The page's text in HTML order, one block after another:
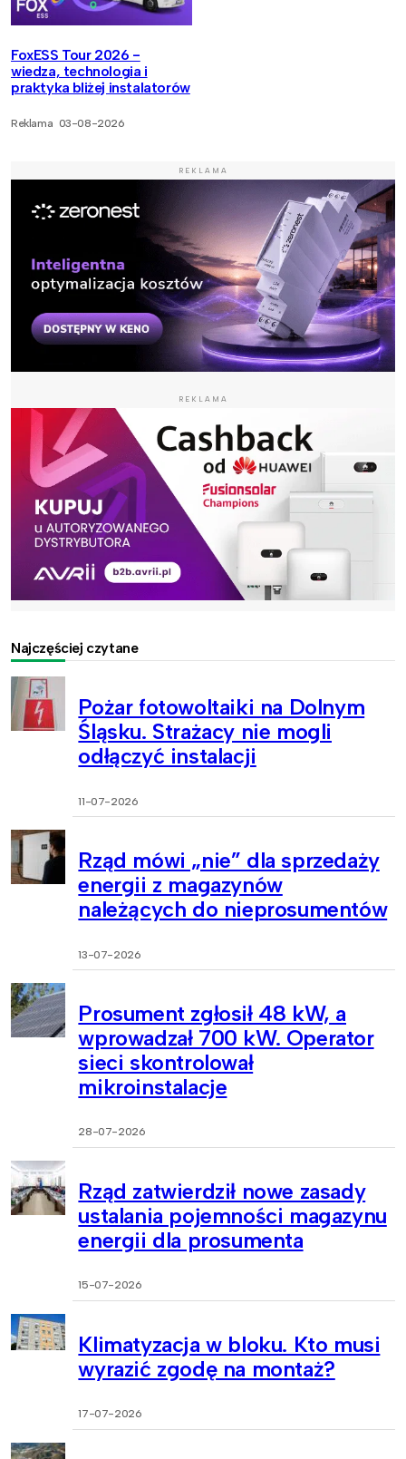
FoxESS Tour 2026 -
wiedza, technologia i
praktyka bliżej instalatorów
Reklama 03-08-2026
REKLAMA
REKLAMA
Najczęściej czytane
Pożar fotowoltaiki na Dolnym
Śląsku. Strażacy nie mogli
odłączyć instalacji
11-07-2026
Rząd mówi „nie” dla sprzedaży
energii z magazynów
należących do nieprosumentów
13-07-2026
Prosument zgłosił 48 kW, a
wprowadzał 700 kW. Operator
sieci skontrolował
mikroinstalacje
28-07-2026
Rząd zatwierdził nowe zasady
ustalania pojemności magazynu
energii dla prosumenta
15-07-2026
Klimatyzacja w bloku. Kto musi
wyrazić zgodę na montaż?
17-07-2026